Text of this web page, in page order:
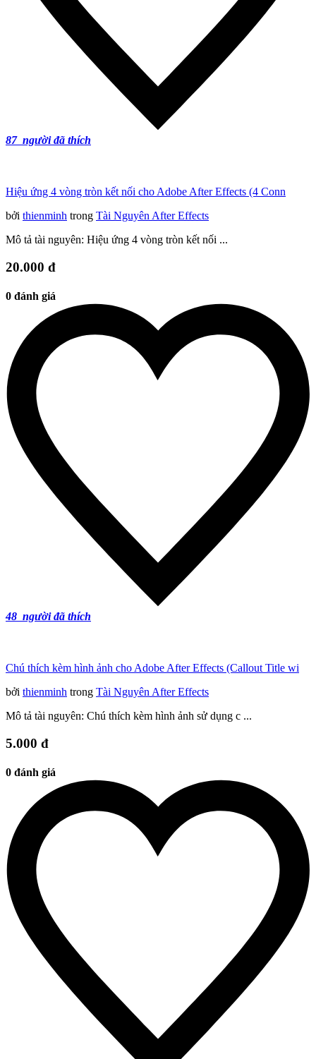
87 người đã thích
Hiệu ứng 4 vòng tròn kết nối cho Adobe After Effects (4 Conn
bởi thienminh trong Tài Nguyên After Effects
Mô tả tài nguyên: Hiệu ứng 4 vòng tròn kết nối ...
20.000 đ
0 đánh giá
48 người đã thích
Chú thích kèm hình ảnh cho Adobe After Effects (Callout Title wi
bởi thienminh trong Tài Nguyên After Effects
Mô tả tài nguyên: Chú thích kèm hình ảnh sử dụng c ...
5.000 đ
0 đánh giá